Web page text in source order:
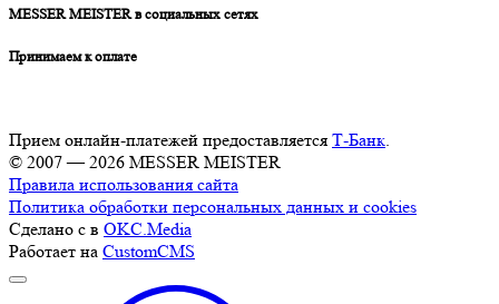
MESSER MEISTER в социальных сетях
Принимаем к оплате
Прием онлайн-платежей предоставляется Т-Банк.
© 2007 — 2026 MESSER MEISTER
Правила использования сайта
Политика обработки персональных данных и cookies
Сделано с в OKC.Media
Работает на CustomCMS